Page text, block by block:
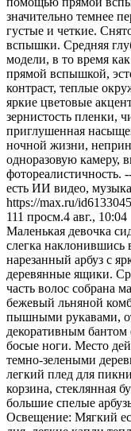
значительно темнее
густые и четкие.
вспышки. Средняя
модели, в то время
прямой вспышкой,
контраст, теплые
яркие цветовые
зернистость пленки,
приглушенная
ночной жизни,
одноразовую камеру,
фотореалистичность.
есть ИИ видео,
https://max.ru/
111 просм.4 авг., 10:04
Маленькая девочка
слегка наклонившись
нарезанный арбуз с
деревянные ящики.
часть волос собрана
бежевый льняной
пышными рукавами,
декоративным
босые ноги. Место
темно-зелеными
легкий плед для
корзина, стеклянная
большие спелые
Освещение: Мягкий